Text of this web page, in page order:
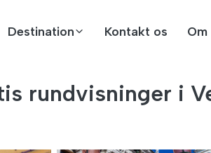
Destination Kontakt os Om
rundvisninger i